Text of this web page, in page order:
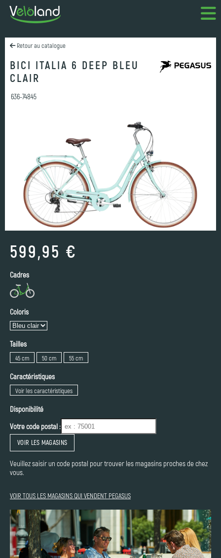
Retour au catalogue
BICI ITALIA 6 DEEP BLEU
CLAIR
636-74845
599,95 €
Cadres
Coloris
Tailles
45 cm 50 cm 55 cm
Caractéristiques
Voir les caractéristiques
Disponibilité
Votre code postal :
VOIR LES MAGASINS
Veuillez saisir un code postal pour trouver les magasins proches de chez
vous.
VOIR TOUS LES MAGASINS QUI VENDENT PEGASUS